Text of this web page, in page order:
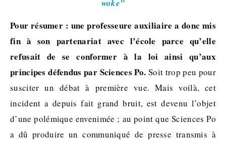
woke”
Pour résumer : une professeure auxiliaire a donc mis
fin à son partenariat avec l’école parce qu’elle
refusait de se conformer à la loi ainsi qu’aux
principes défendus par Sciences Po. Soit trop peu pour
susciter un débat à première vue. Mais voilà, cet
incident a depuis fait grand bruit, est devenu l’objet
d’une polémique envenimée ; au point que Sciences Po
a dû produire un communiqué de presse transmis à